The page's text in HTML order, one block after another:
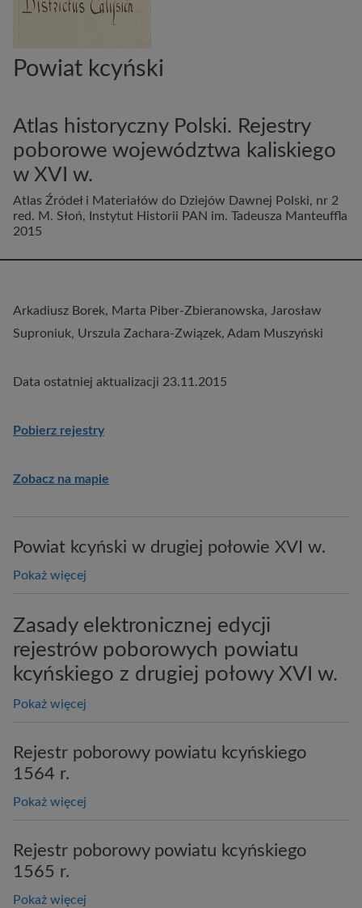
Powiat kcyński
Atlas historyczny Polski. Rejestry
poborowe województwa kaliskiego
w XVI w.
Atlas Źródeł i Materiałów do Dziejów Dawnej Polski, nr 2
red. M. Słoń, Instytut Historii PAN im. Tadeusza Manteuffla
2015
Arkadiusz Borek, Marta Piber-Zbieranowska, Jarosław
Suproniuk, Urszula Zachara-Związek, Adam Muszyński
Data ostatniej aktualizacji 23.11.2015
Pobierz rejestry
Zobacz na mapie
Powiat kcyński w drugiej połowie XVI w.
Pokaż więcej
Zasady elektronicznej edycji
rejestrów poborowych powiatu
kcyńskiego z drugiej połowy XVI w.
Pokaż więcej
Rejestr poborowy powiatu kcyńskiego
1564 r.
Pokaż więcej
Rejestr poborowy powiatu kcyńskiego
1565 r.
Pokaż więcej